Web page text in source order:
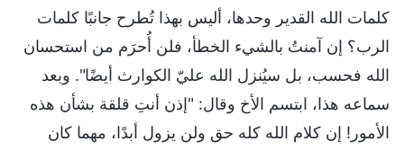
كلمات الله القدير وحدها، أليس بهذا تُطرح جانبًا كلمات
الرب؟ إن آمنتُ بالشيء الخطأ، فلن أُحرَم من استحسان
الله فحسب، بل سيُنزل الله عليّ الكوارث أيضًا". وبعد
سماعه هذا، ابتسم الأخ وقال: "إذن أنتِ قلقة بشأن هذه
الأمور! إن كلام الله كله حق ولن يزول أبدًا، مهما كان